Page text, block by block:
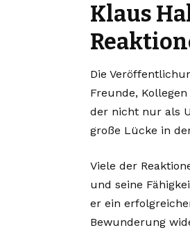
Klaus
Die
Freunde,
der nicht nur als
große Lücke in
Viele der
und seine
er ein
Bewunderung